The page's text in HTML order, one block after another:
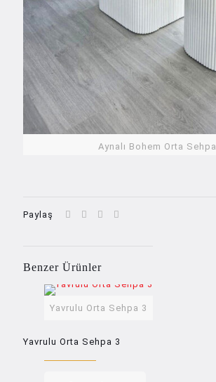
Aynalı Bohem Orta Sehpa
Paylaş
Benzer Ürünler
Yavrulu Orta Sehpa 3
Yavrulu Orta Sehpa 3